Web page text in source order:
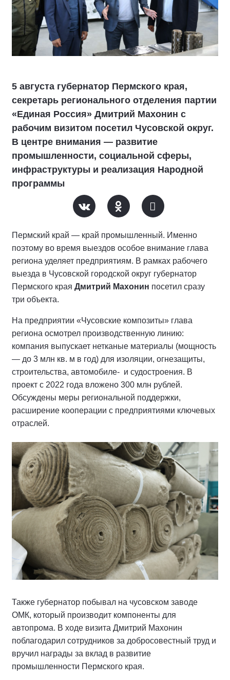
5 августа губернатор Пермского края,
секретарь регионального отделения партии
«Единая Россия» Дмитрий Махонин с
рабочим визитом посетил Чусовской округ.
В центре внимания — развитие
промышленности, социальной сферы,
инфраструктуры и реализация Народной
программы
Пермский край — край промышленный. Именно
поэтому во время выездов особое внимание глава
региона уделяет предприятиям. В рамках рабочего
выезда в Чусовской городской округ губернатор
Пермского края Дмитрий Махонин посетил сразу
три объекта.
На предприятии «Чусовские композиты» глава
региона осмотрел производственную линию:
компания выпускает нетканые материалы (мощность
— до 3 млн кв. м в год) для изоляции, огнезащиты,
строительства, автомобиле- и судостроения. В
проект с 2022 года вложено 300 млн рублей.
Обсуждены меры региональной поддержки,
расширение кооперации с предприятиями ключевых
отраслей.
Также губернатор побывал на чусовском заводе
ОМК, который производит компоненты для
автопрома. В ходе визита Дмитрий Махонин
поблагодарил сотрудников за добросовестный труд и
вручил награды за вклад в развитие
промышленности Пермского края.